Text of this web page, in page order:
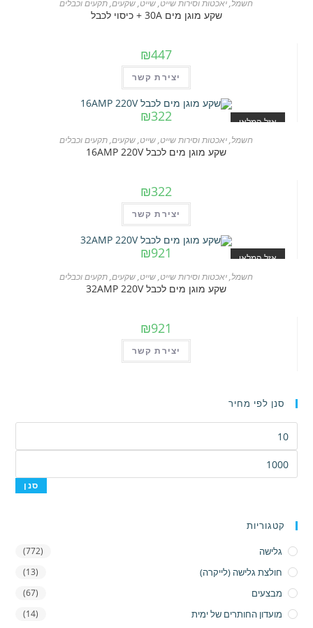
חשמל,יאכטות וסירות שייט,שייט,שקעים,תקעים וכבלים
שקע מוגן מים 30A + כיסוי לכבל
₪447
יצירת קשר
אזל המלאי ₪322
חשמל,יאכטות וסירות שייט,שייט,שקעים,תקעים וכבלים
שקע מוגן מים לכבל 16AMP 220V
₪322
יצירת קשר
אזל המלאי ₪921
חשמל,יאכטות וסירות שייט,שייט,שקעים,תקעים וכבלים
שקע מוגן מים לכבל 32AMP 220V
₪921
יצירת קשר
סנן לפי מחיר
מינימלי
מקסימלי
סנן
קטגוריות
גלישה (772)
חולצת גלישה (לייקרה) (13)
מבצעים (67)
מועדון החותרים של ימית (14)